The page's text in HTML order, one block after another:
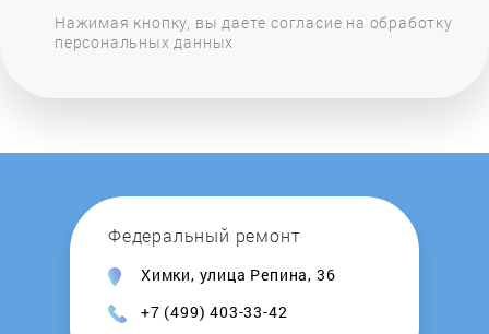
JH
Kocateq
KOGAST
Нажимая кнопку, вы даете согласие на обработку
персональных данных
Федеральный ремонт
Химки, улица Репина, 36
+7 (499) 403-33-42